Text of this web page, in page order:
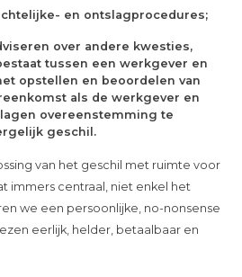
en ontslagprocedures;
over andere kwesties,
tussen een werkgever en
opstellen en beoordelen van
als de werkgever en
overeenstemming te
geschil.
van het geschil met ruimte voor
immers centraal, niet enkel het
we een persoonlijke, no-nonsense
eerlijk, helder, betaalbaar en